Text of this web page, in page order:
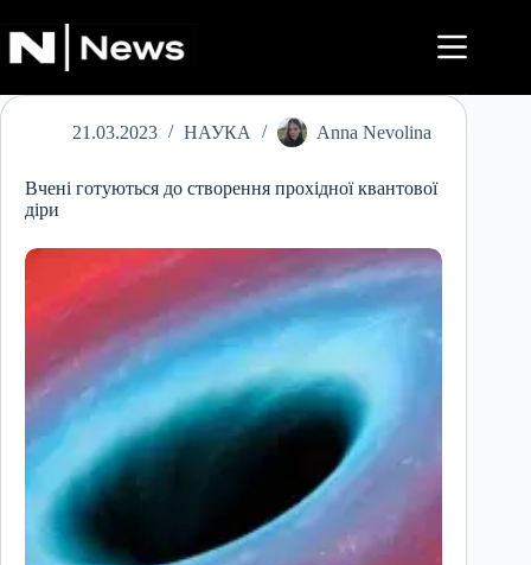
до
вмісту
21.03.2023 НАУКА Anna Nevolina
Вчені готуються до створення прохідної квантової
діри